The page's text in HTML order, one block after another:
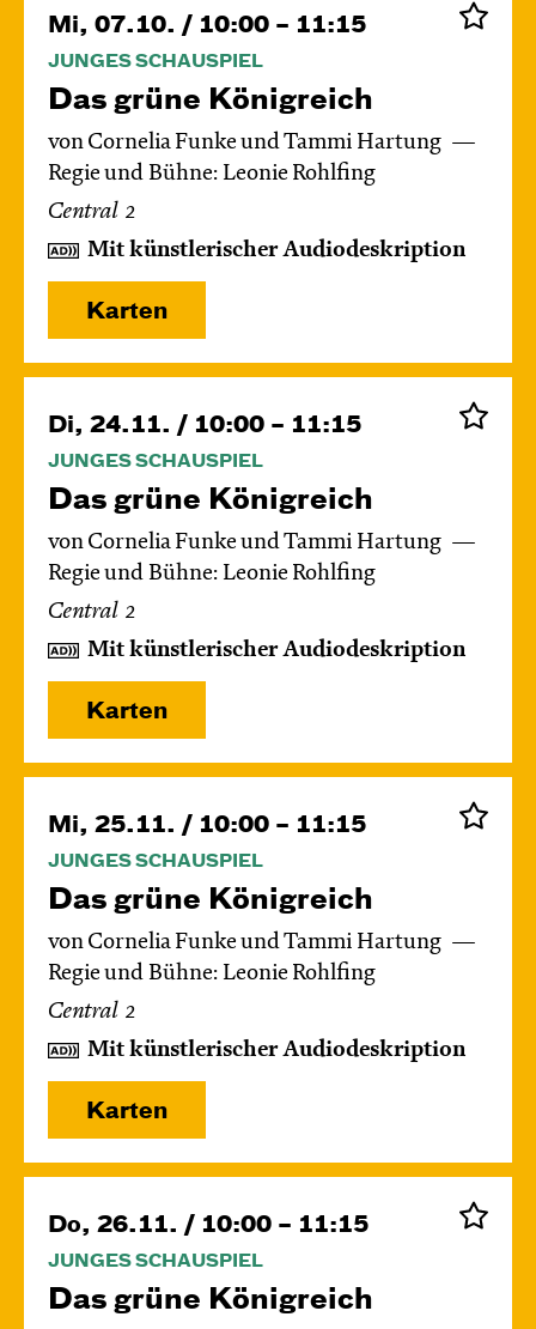
Mi, 07.10. / 10:00 – 11:15
JUNGES SCHAUSPIEL
Das grüne König­reich
von Cornelia Funke und Tammi Hartung
Regie und Bühne: Leonie Rohlfing
Central 2
Mit künstlerischer Audiodeskription
Karten
Di, 24.11. / 10:00 – 11:15
JUNGES SCHAUSPIEL
Das grüne König­reich
von Cornelia Funke und Tammi Hartung
Regie und Bühne: Leonie Rohlfing
Central 2
Mit künstlerischer Audiodeskription
Karten
Mi, 25.11. / 10:00 – 11:15
JUNGES SCHAUSPIEL
Das grüne König­reich
von Cornelia Funke und Tammi Hartung
Regie und Bühne: Leonie Rohlfing
Central 2
Mit künstlerischer Audiodeskription
Karten
Do, 26.11. / 10:00 – 11:15
JUNGES SCHAUSPIEL
Das grüne König­reich